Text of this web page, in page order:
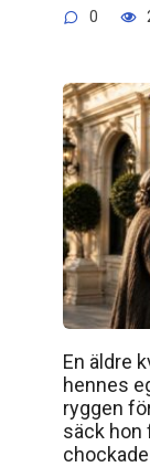
0
En äldre
hennes
ryggen
säck hon